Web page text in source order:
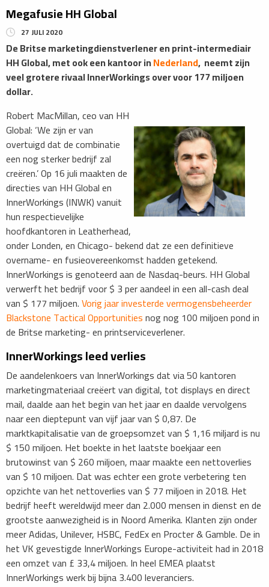
Megafusie HH Global
27 JULI 2020
De Britse marketingdienstverlener en print-intermediair
HH Global, met ook een kantoor inNederland, neemt zijn
veel grotere rivaal InnerWorkings over voor 177 miljoen
dollar.
Robert MacMillan, ceo van HH
Global: ‘We zijn er van
overtuigd dat de combinatie
een nog sterker bedrijf zal
creëren.’ Op 16 juli maakten de
directies van HH Global en
InnerWorkings (INWK) vanuit
hun respectievelijke
hoofdkantoren in Leatherhead,
onder Londen, en Chicago- bekend dat ze een definitieve
overname- en fusieovereenkomst hadden getekend.
InnerWorkings is genoteerd aan de Nasdaq-beurs. HH Global
verwerft het bedrijf voor $ 3 per aandeel in een all-cash deal
van $ 177 miljoen.Vorig jaar investerde vermogensbeheerder
Blackstone Tactical Opportunitiesnog nog 100 miljoen pond in
de Britse marketing- en printserviceverlener.
InnerWorkings leed verlies
De aandelenkoers van InnerWorkings dat via 50 kantoren
marketingmateriaal creëert van digital, tot displays en direct
mail, daalde aan het begin van het jaar en daalde vervolgens
naar een dieptepunt van vijf jaar van $ 0,87. De
marktkapitalisatie van de groepsomzet van $ 1,16 miljard is nu
$ 150 miljoen. Het boekte in het laatste boekjaar een
brutowinst van $ 260 miljoen, maar maakte een nettoverlies
van $ 10 miljoen. Dat was echter een grote verbetering ten
opzichte van het nettoverlies van $ 77 miljoen in 2018. Het
bedrijf heeft wereldwijd meer dan 2.000 mensen in dienst en de
grootste aanwezigheid is in Noord Amerika. Klanten zijn onder
meer Adidas, Unilever, HSBC, FedEx en Procter & Gamble. De in
het VK gevestigde InnerWorkings Europe-activiteit had in 2018
een omzet van £ 33,4 miljoen. In heel EMEA plaatst
InnerWorkings werk bij bijna 3.400 leveranciers.